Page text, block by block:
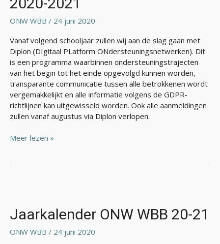
ONW WBB / 24 juni 2020
Vanaf volgend schooljaar zullen wij aan de slag gaan met
Diplon (DIgitaal PLatform ONdersteuningsnetwerken). Dit
is een programma waarbinnen ondersteuningstrajecten
van het begin tot het einde opgevolgd kunnen worden,
transparante communicatie tussen alle betrokkenen wordt
vergemakkelijkt en alle informatie volgens de GDPR-
richtlijnen kan uitgewisseld worden. Ook alle aanmeldingen
zullen vanaf augustus via Diplon verlopen.
Meer lezen »
Jaarkalender ONW WBB 20-21
ONW WBB / 24 juni 2020
WBB
20-
21